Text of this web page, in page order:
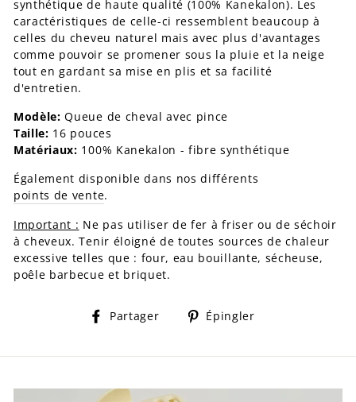
synthétique de haute qualité (100% Kanekalon). Les
caractéristiques de celle-ci ressemblent beaucoup à
celles du cheveu naturel mais avec plus d'avantages
comme pouvoir se promener sous la pluie et la neige
tout en gardant sa mise en plis et sa facilité
d'entretien.
Modèle: Queue de cheval avec pince
Taille: 16 pouces
Matériaux: 100% Kanekalon - fibre synthétique
Également disponible dans nos différents
points de vente.
Important : Ne pas utiliser de fer à friser ou de séchoir
à cheveux. Tenir éloigné de toutes sources de chaleur
excessive telles que : four, eau bouillante, sécheuse,
poêle barbecue et briquet.
Partager
PartagerÉpingler